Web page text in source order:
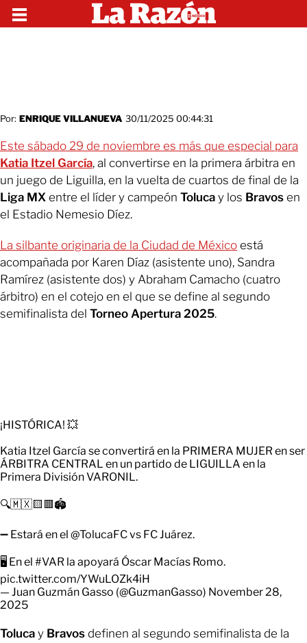
Por: ENRIQUE VILLANUEVA 30/11/2025 00:44:31
Este sábado 29 de noviembre es más que especial para
Katia Itzel García, al convertirse en la primera árbitra en
un juego de Liguilla, en la vuelta de cuartos de final de la
Liga MX entre el líder y campeón Toluca y los Bravos en
el Estadio Nemesio Díez.
La silbante originaria de la Ciudad de México está
acompañada por Karen Díaz (asistente uno), Sandra
Ramírez (asistente dos) y Abraham Camacho (cuatro
árbitro) en el cotejo en el que se define al segundo
semifinalista del Torneo Apertura 2025.
¡HISTÓRICA! 💥
Katia Itzel García se convertirá en la PRIMERA MUJER en ser
ÁRBITRA CENTRAL en un partido de LIGUILLA en la
Primera División VARONIL.
🔍🇲🇽🟨🟥🏟
➖️ Estará en el @TolucaFCvs FC Juárez.
🖥 En el #VAR la apoyará Óscar Macías Romo.
pic.twitter.com/YWuLOZk4iH
— Juan Guzmán Gasso (@GuzmanGasso) November 28,
2025
Toluca y Bravos definen al segundo semifinalista de la